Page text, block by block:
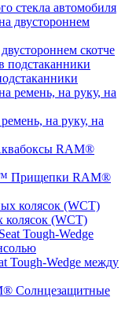
стекла автомобиля
скотче
на руку, на
RAM®
Прищепки RAM®
(WCT)
Tough-Wedge между
Солнцезащитные